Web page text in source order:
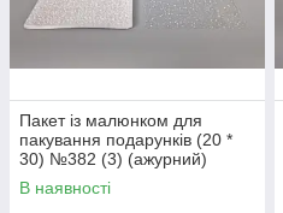
Пакет із малюнком для
пакування подарунків (20 *
30) №382 (3) (ажурний)
"Крапелька" (100 шт)
В наявності